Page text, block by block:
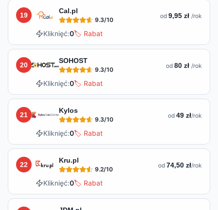
19
Cal.pl
9.3/10 od 9,95 zł /rok
Kliknięć:0🏷️ Rabat
20
SOHOST
9.3/10 od 80 zł /rok
Kliknięć:0🏷️ Rabat
21
Kylos
9.3/10 od 49 zł/rok
Kliknięć:0🏷️ Rabat
22
Kru.pl
9.2/10 od 74,50 zł/rok
Kliknięć:0🏷️ Rabat